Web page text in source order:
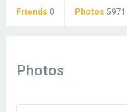
Friends 0 Photos 5971
Photos